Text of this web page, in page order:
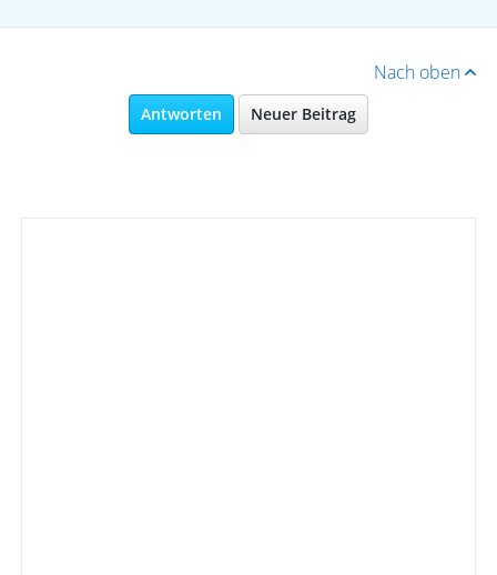
Nach oben
Antworten Neuer Beitrag